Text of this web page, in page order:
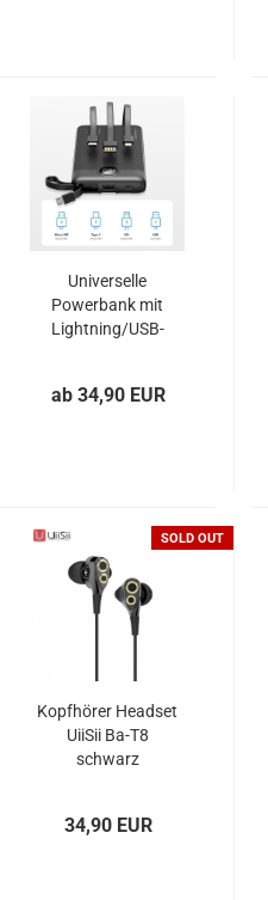
Universelle
Powerbank mit
Lightning/USB-
schwarz
ab 34,90 EUR
SOLD OUT
Kopfhörer Headset
UiiSii Ba-T8
schwarz
34,90 EUR